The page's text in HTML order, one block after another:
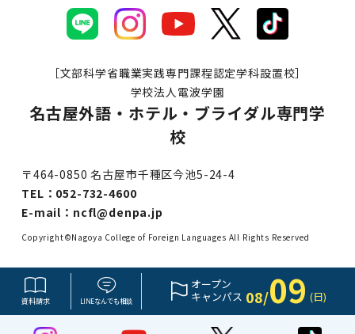
資料請求 LINEなんでも相談
オープン
キャンパス 08/09 (日)
［文部科学省職業実践専門課程認定学科設置校］
学校法人電波学園
名古屋外語・ホテル・ブライダル専門学
校
〒464-0850 名古屋市千種区今池5-24-4
TEL： 052-732-4600
E-mail： ncfl@denpa.jp
Copyright©Nagoya College of Foreign Languages All Rights Reserved